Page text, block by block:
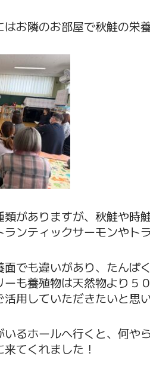
お隣のお部屋で秋鮭の栄
がありますが、秋鮭や時
ンティックサーモンやト
でも違いがあり、たんぱ
も養殖物は天然物より５
用していただきたいと思い
るホールへ行くと、何や
てくれました！